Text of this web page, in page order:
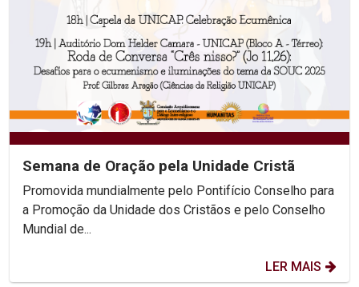
Semana de Oração pela Unidade Cristã
Promovida mundialmente pelo Pontifício Conselho para
a Promoção da Unidade dos Cristãos e pelo Conselho
Mundial de...
LER MAIS